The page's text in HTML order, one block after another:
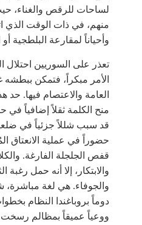
لساحات للرقص والغناء،
منهم، في ذات الوقت الذي
وأحياناً لمقارعة البلطجية
تعذر على السوريين احتلال
الأمر مبكراً، فتمكن
العامة والاعتصام فيها. حد
منح الكلمة ثقلاً إضافياً
قد سبب شللاً جزئياً في
حضوراً في عملية الانعتاق
قفص الجلجلة الفارغة.
والابتكار، إلا أنه حمل رغبة
والجوفاء. هي لغة مباشرة،
دوماً بروباغندا النظام
ووعياً عميقاً بمظالم